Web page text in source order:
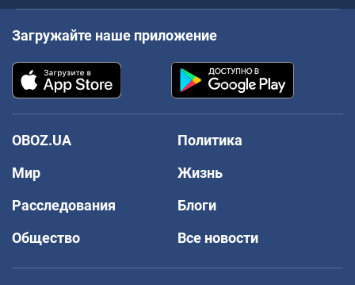
Загружайте наше приложение
OBOZ.UA
Политика
Мир
Жизнь
Расследования
Блоги
Общество
Все новости